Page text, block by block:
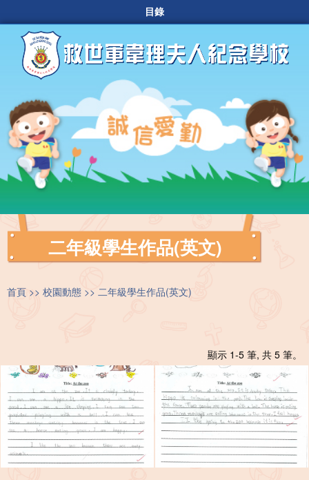
目錄
二年級學生作品(英文)
首頁 校園動態 二年級學生作品(英文)
顯示 1-5 筆, 共 5 筆。